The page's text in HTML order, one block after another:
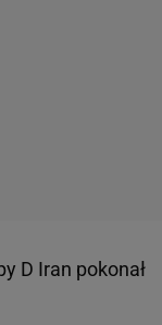
D Iran pokonał